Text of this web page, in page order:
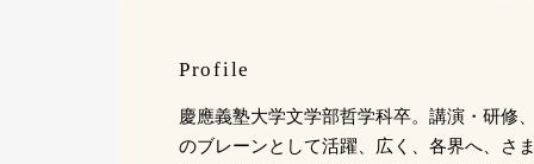
Profile
慶應義塾大学文学部哲学科卒。講演・研修
のブレーンとして活躍、広く、各界へ、さ